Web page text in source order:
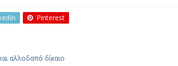
Pinterest
αλλοδαπό δίκαιο